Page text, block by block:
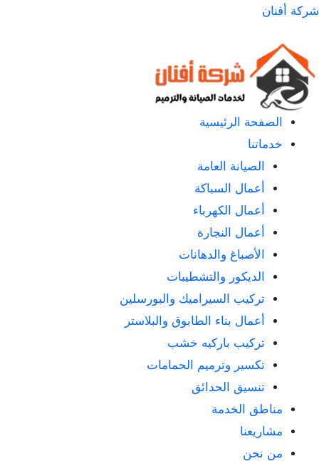
التجاوز
المحتوى
شركة أفنان
الصفحة الرئيسية
خدماتنا
الصيانة العامة
أعمال السباكة
أعمال الكهرباء
أعمال النجارة
الأصباغ والدهانات
الديكور والتشطيبات
تركيب السيراميك والبورسلين
أعمال بناء الطابوق والبلاستر
تركيب باركيه خشب
تكسير وترميم الحمامات
تنسيق الحدائق
مناطق الخدمة
مشاريعنا
من نحن